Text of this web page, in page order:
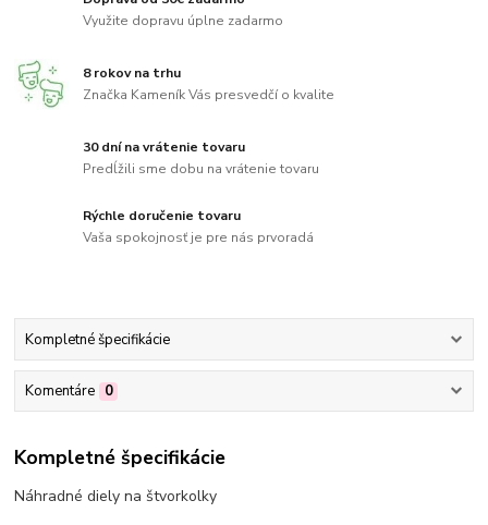
Využite dopravu úplne zadarmo
8 rokov na trhu
Značka Kameník Vás presvedčí o kvalite
30 dní na vrátenie tovaru
Predĺžili sme dobu na vrátenie tovaru
Rýchle doručenie tovaru
Vaša spokojnosť je pre nás prvoradá
Kompletné špecifikácie
Komentáre 0
Kompletné špecifikácie
Náhradné diely na štvorkolky